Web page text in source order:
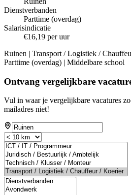
Dienstverbanden
Parttime (overdag)
Salarisindicatie
€16,19 per uur
Ruinen | Transport / Logistiek /
Parttime (overdag) | Middelbare school
Ontvang vergelijkbare
Vul in waar je vergelijkbare vacatures
mailadres niet!